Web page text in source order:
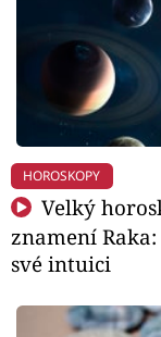
HOROSKOPY
Velký
znamení
své intuici